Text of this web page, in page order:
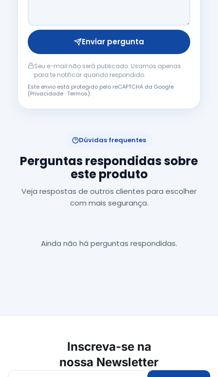
Enviar pergunta
Seu e-mail não será publicado. Usamos apenas
para te notificar quando respondido.
Este envio está protegido pelo reCAPTCHA da Google
(Privacidade·Termos).
Dúvidas frequentes
Perguntas respondidas sobre
este produto
Veja respostas de outros clientes para escolher
com mais segurança.
Ainda não há perguntas respondidas.
Inscreva-se na
nossa Newsletter